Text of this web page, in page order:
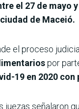
el 27 de mayo
ciudad de Maceió.
el proceso
por
19 en 2020
juezas señalaron